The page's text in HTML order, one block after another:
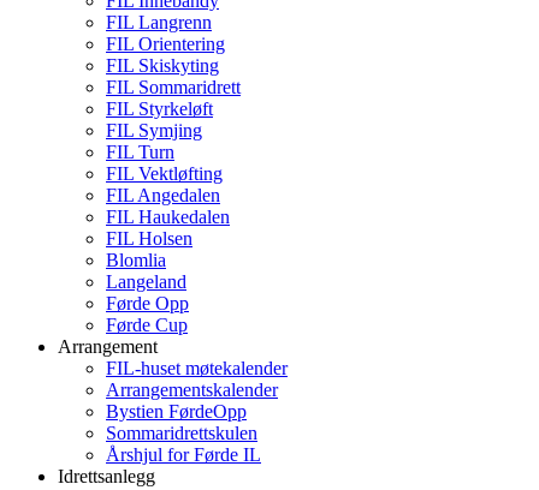
FIL Langrenn
FIL Orientering
FIL Skiskyting
FIL Sommaridrett
FIL Styrkeløft
FIL Symjing
FIL Turn
FIL Vektløfting
FIL Angedalen
FIL Haukedalen
FIL Holsen
Blomlia
Langeland
Førde Opp
Førde Cup
Arrangement
FIL-huset møtekalender
Arrangementskalender
Bystien FørdeOpp
Sommaridrettskulen
Årshjul for Førde IL
Idrettsanlegg